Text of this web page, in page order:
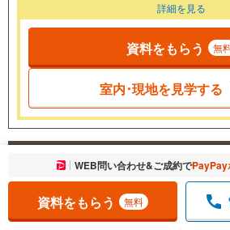
詳細を見る
資料をもらう 無
室内･現地を見学する
株式会社ニコエ
成約でもらえる オンライン対
お気に入りに追加しました。
WEB問い合わせ&ご成約でPayPay
資料をもらう 無料